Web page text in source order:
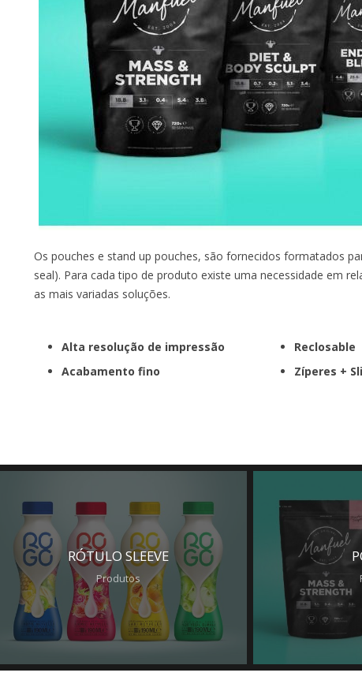
Os pouches e stand up pouches, são fornecidos formatados
seal). Para cada tipo de produto existe uma necessidade em
as mais variadas soluções.
Alta resolução de impressão
Acabamento fino
Reclosable
Zíperes +
RÓTULO SLEEVE
Produtos